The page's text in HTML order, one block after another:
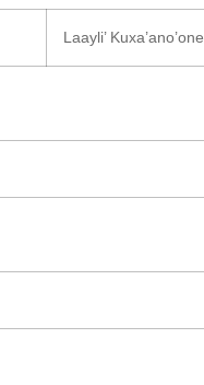
Laayli’ Kuxa’ano’one